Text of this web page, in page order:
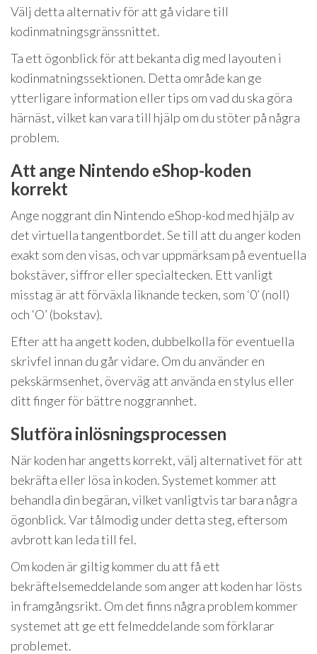
Välj detta alternativ för att gå vidare till
kodinmatningsgränssnittet.
Ta ett ögonblick för att bekanta dig med layouten i
kodinmatningssektionen. Detta område kan ge
ytterligare information eller tips om vad du ska göra
härnäst, vilket kan vara till hjälp om du stöter på några
problem.
Att ange Nintendo eShop-koden
korrekt
Ange noggrant din Nintendo eShop-kod med hjälp av
det virtuella tangentbordet. Se till att du anger koden
exakt som den visas, och var uppmärksam på eventuella
bokstäver, siffror eller specialtecken. Ett vanligt
misstag är att förväxla liknande tecken, som ‘0’ (noll)
och ‘O’ (bokstav).
Efter att ha angett koden, dubbelkolla för eventuella
skrivfel innan du går vidare. Om du använder en
pekskärmsenhet, överväg att använda en stylus eller
ditt finger för bättre noggrannhet.
Slutföra inlösningsprocessen
När koden har angetts korrekt, välj alternativet för att
bekräfta eller lösa in koden. Systemet kommer att
behandla din begäran, vilket vanligtvis tar bara några
ögonblick. Var tålmodig under detta steg, eftersom
avbrott kan leda till fel.
Om koden är giltig kommer du att få ett
bekräftelsemeddelande som anger att koden har lösts
in framgångsrikt. Om det finns några problem kommer
systemet att ge ett felmeddelande som förklarar
problemet.